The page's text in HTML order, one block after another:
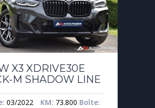
X3 XDRIVE30E
M SHADOW LINE
03/2022 KM: 73.800 Boîte: